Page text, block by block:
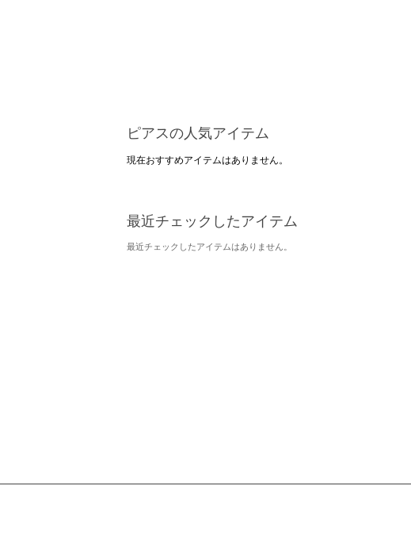
ピアスの人気アイテム
現在おすすめアイテムはありません。
最近チェックしたアイテム
最近チェックしたアイテムはありません。